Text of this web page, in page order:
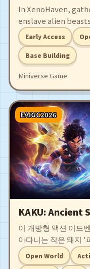
In XenoHaven,
enslave alien
restaurants and
dungeons, defeat
bosses, and craft
world.
Early Access
Base Building
Miniverse Game
EAIGC2026
KAKU: Ancient
이 개방형 액션 어드
아다니는 작은 돼지 '
을 탐험하고 강력한
끼를 풀어 마침내 재
Open World